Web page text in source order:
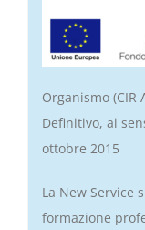
Organismo (CIR
Definitivo, ai
ottobre 2015
La New Service
formazione